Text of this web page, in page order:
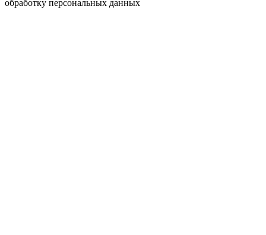
обработку персональных данных